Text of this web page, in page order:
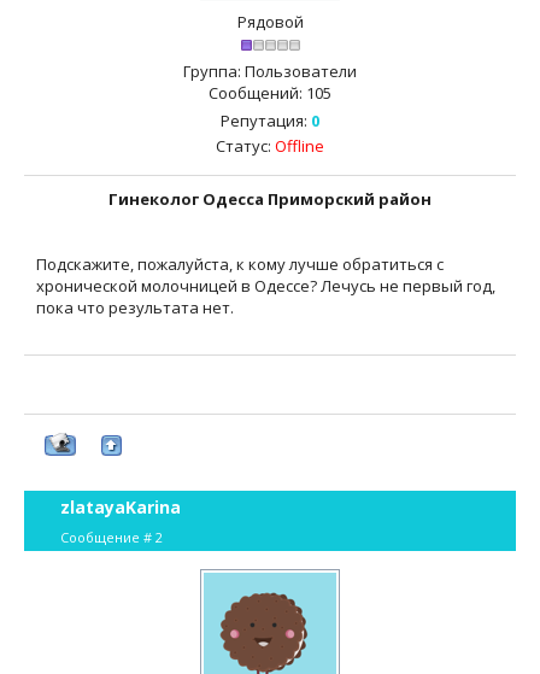
Рядовой
Группа: Пользователи
Сообщений: 105
Репутация: 0
Статус: Offline
Гинеколог Одесса Приморский район
Подскажите, пожалуйста, к кому лучше обратиться с
хронической молочницей в Одессе? Лечусь не первый год,
пока что результата нет.
zlatayaKarina
Сообщение # 2